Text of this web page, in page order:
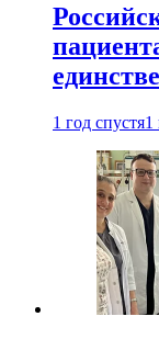
1 год спустя1